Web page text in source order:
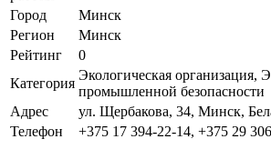
Город
Минск
Регион
Минск
Рейтинг
0
Категория
Экологическая организация,
промышленной безопасности
Адрес
ул. Щербакова, 34, Минск,
Телефон
+375 17 394-22-14, +375 29